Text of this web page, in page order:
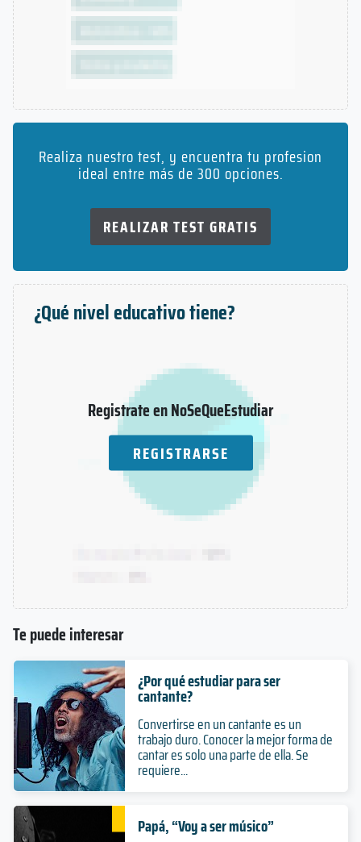
Realiza nuestro test, y encuentra tu profesion
ideal entre más de 300 opciones.
REALIZAR TEST GRATIS
¿Qué nivel educativo tiene?
Registrate en NoSeQueEstudiar
REGISTRARSE
Te puede interesar
¿Por qué estudiar para ser
cantante?
Convertirse en un cantante es un
trabajo duro. Conocer la mejor forma de
cantar es solo una parte de ella. Se
requiere...
Papá, “Voy a ser músico”